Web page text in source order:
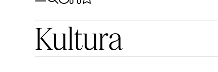
Kultura